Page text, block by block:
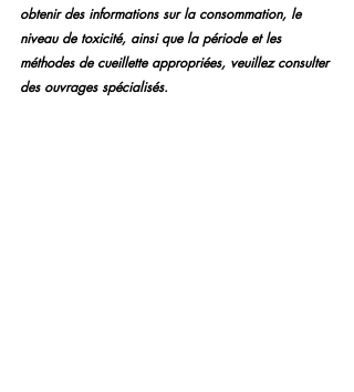
obtenir des informations sur la consommation, le
niveau de toxicité, ainsi que la période et les
méthodes de cueillette appropriées, veuillez consulter
des ouvrages spécialisés.